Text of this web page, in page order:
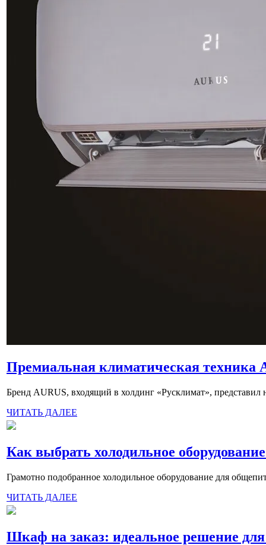
Премиальная климатическая техника
Бренд AURUS, входящий в холдинг «Русклимат», представил
ЧИТАТЬ ДАЛЕЕ
Как выбрать холодильное
Грамотно подобранное холодильное оборудование для
ЧИТАТЬ ДАЛЕЕ
Шкаф на заказ: идеальное решение